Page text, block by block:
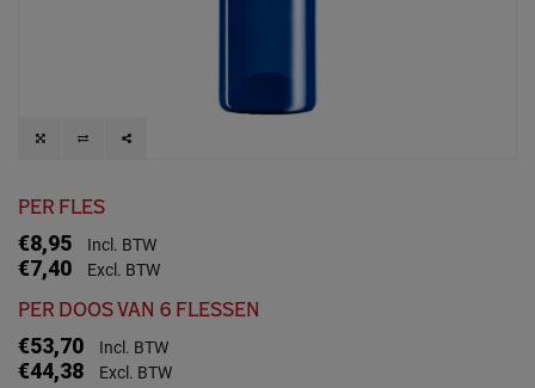
PER FLES
€8,95
Incl. BTW
€7,40 Excl. BTW
PER DOOS VAN 6 FLESSEN
€53,70
Incl. BTW
€44,38 Excl. BTW